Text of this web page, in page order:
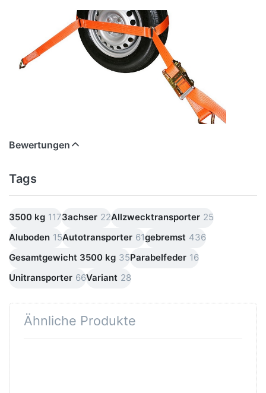
Bewertungen
Tags
3500 kg 1173achser 22Allzwecktransporter 25
Aluboden 15Autotransporter 61gebremst 436
Gesamtgewicht 3500 kg 35Parabelfeder 16
Unitransporter 66Variant 28
Ähnliche Produkte